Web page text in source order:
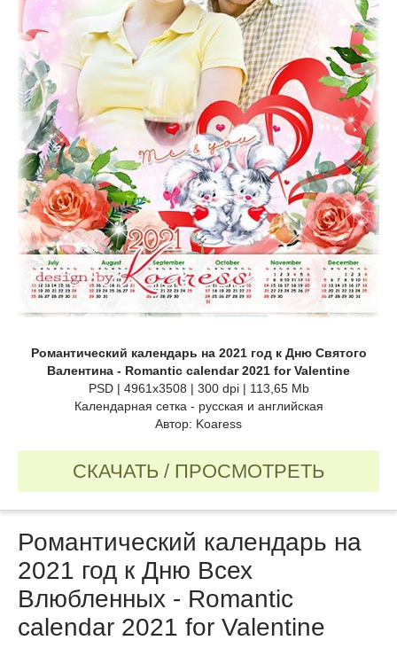
Романтический календарь на 2021 год к Дню Святого
Валентина - Romantic calendar 2021 for Valentine
PSD | 4961x3508 | 300 dpi | 113,65 Mb
Календарная сетка - русская и английская
Автор: Koaress
СКАЧАТЬ / ПРОСМОТРЕТЬ
Романтический календарь на
2021 год к Дню Всех
Влюбленных - Romantic
calendar 2021 for Valentine